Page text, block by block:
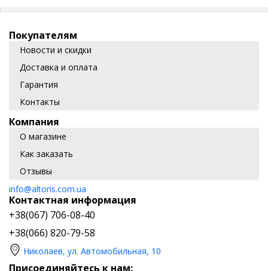
Покупателям
Новости и скидки
Доставка и оплата
Гарантия
Контакты
Компания
О магазине
Как заказать
Отзывы
info@altoris.com.ua
Контактная информация
+38(067) 706-08-40
+38(066) 820-79-58
Николаев, ул. Автомобильная, 10
Присоединяйтесь к нам: